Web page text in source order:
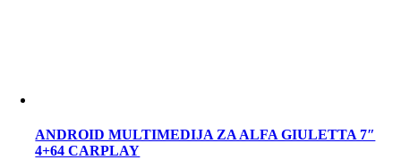
ANDROID MULTIMEDIJA ZA ALFA GIULETTA 7″
4+64 CARPLAY